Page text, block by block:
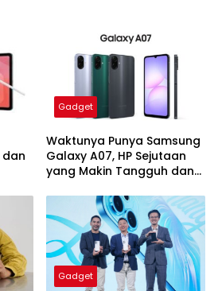
Gadget
Waktunya Punya Samsung
Galaxy A07, HP Sejutaan
yang Makin Tangguh dan
Gadget